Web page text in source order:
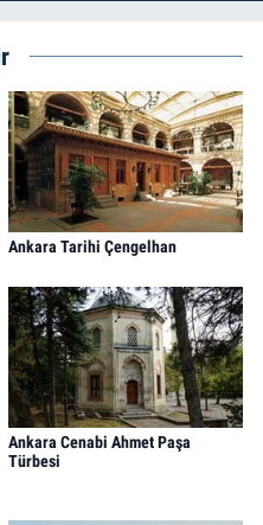
Ankara Tarihi Çengelhan
Ankara Cenabi Ahmet Paşa
Türbesi